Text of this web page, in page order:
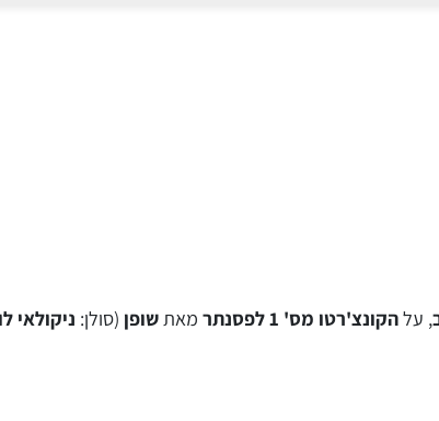
, עלהקונצ'רטו מס' 1 לפסנתר מאתשופן (סולן: ניקולאי